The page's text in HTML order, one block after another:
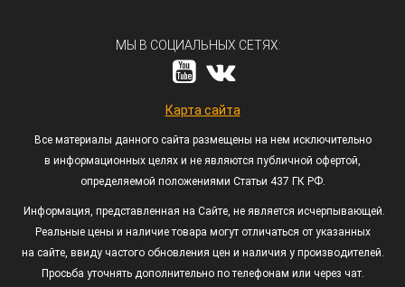
МЫ В СОЦИАЛЬНЫХ СЕТЯХ:
Карта сайта
Все материалы данного сайта размещены на нем исключительно
в информационных целях и не являются публичной офертой,
определяемой положениями Статьи 437 ГК РФ.
Информация, представленная на Сайте, не является исчерпывающей.
Реальные цены и наличие товара могут отличаться от указанных
на сайте, ввиду частого обновления цен и наличия у производителей.
Просьба уточнять дополнительно по телефонам или через чат.